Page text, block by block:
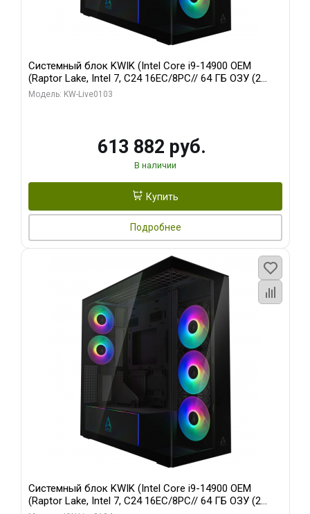
Системный блок KWIK (Intel Core i9-14900 OEM
(Raptor Lake, Intel 7, C24 16EC/8PC// 64 ГБ ОЗУ (2
модуля)/ Afox RTX4090 24GB GDDR6X 384-Bit 3xDP
Модель: KW-Live0103
613 882 руб.
В наличии
Купить
Подробнее
Системный блок KWIK (Intel Core i9-14900 OEM
(Raptor Lake, Intel 7, C24 16EC/8PC// 64 ГБ ОЗУ (2